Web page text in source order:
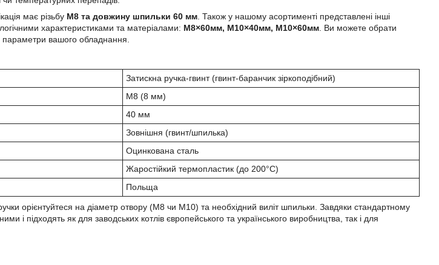
має різьбу М8 та довжину шпильки 60 мм . Також у нашому асортименті представлені інші
характеристиками та матеріалами: М8×60мм, М10×40мм, М10×60мм . Ви можете обрати
параметри вашого обладнання.
Затискна ручка-гвинт (гвинт-баранчик зіркоподібний)
М8 (8 мм)
40 мм
Зовнішня (гвинт/шпилька)
Оцинкована сталь
Жаростійкий термопластик (до 200°C)
Польща
орієнтуйтеся на діаметр отвору (М8 чи М10) та необхідний виліт шпильки. Завдяки стандартному
і підходять як для заводських котлів європейського та українського виробництва, так і для